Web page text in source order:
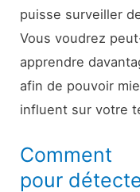
puisse surveiller
Vous voudrez
apprendre
afin de pouvoir
influent sur votre
Comment
pour